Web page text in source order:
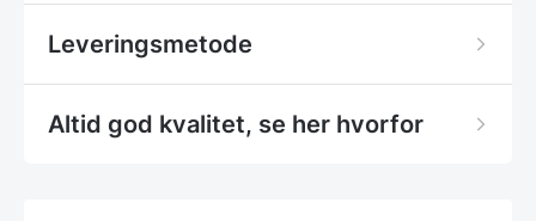
Leveringsmetode
Altid god kvalitet, se her hvorfor